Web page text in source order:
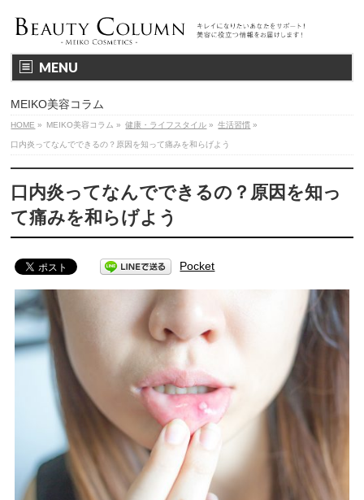
MENU
MEIKO美容コラム
HOME » MEIKO美容コラム » 健康・ライフスタイル » 生活習慣 »
口内炎ってなんでできるの？原因を知って痛みを和らげよう
口内炎ってなんでできるの？原因を知っ
て痛みを和らげよう
Pocket